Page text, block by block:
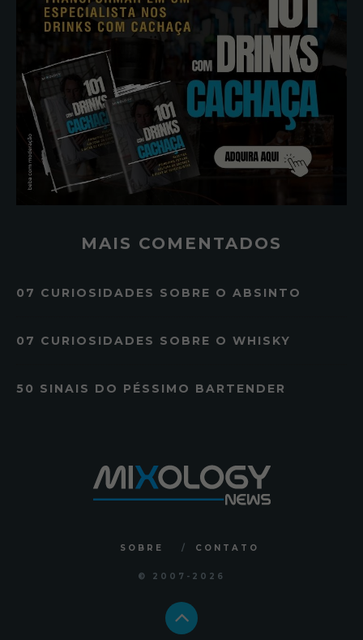
MAIS COMENTADOS
07 CURIOSIDADES SOBRE O ABSINTO
07 CURIOSIDADES SOBRE O WHISKY
50 SINAIS DO PÉSSIMO BARTENDER
SOBRE CONTATO
© 2007 -2026